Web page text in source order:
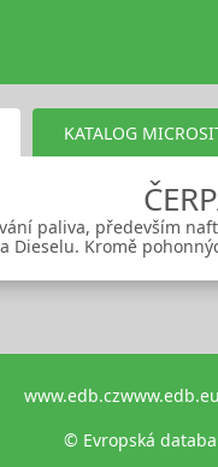
KATALOG
paliva, především
Dieselu. Kromě
www.edb.czwww.edb.eu
© Evropská